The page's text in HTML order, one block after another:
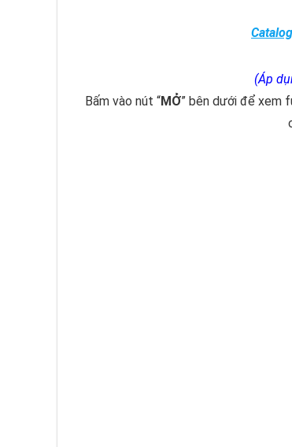
(Áp
Bấm vào nút “MỞ” bên dưới để xem